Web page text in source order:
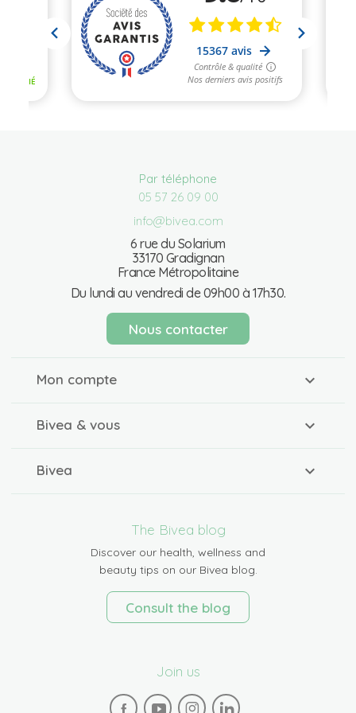
Par téléphone
05 57 26 09 00
info@bivea.com
6 rue du Solarium
33170 Gradignan
France Métropolitaine
Du lundi au vendredi de 09h00 à 17h30.
Nous contacter
Mon compte
Bivea & vous
Bivea
The Bivea blog
Discover our health, wellness and
beauty tips on our Bivea blog.
Consult the blog
Join us